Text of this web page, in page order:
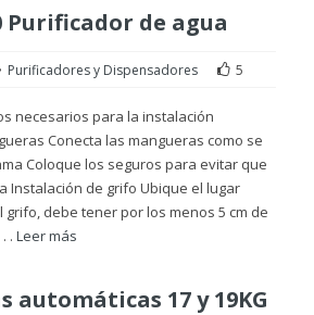
Purificador de agua
Purificadores y Dispensadores 5
necesarios para la instalación
Conecta las mangueras como se
Coloque los seguros para evitar que
Instalación de grifo Ubique el lugar
grifo, debe tener por los menos 5 cm de
. Leer más
automáticas 17 y 19KG